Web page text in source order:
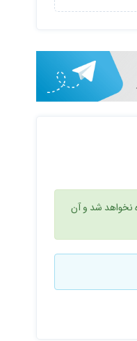
نخواهد شد و آن